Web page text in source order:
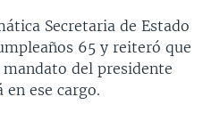
Secretaria de Estado
65 y reiteró que
del presidente
en ese cargo.